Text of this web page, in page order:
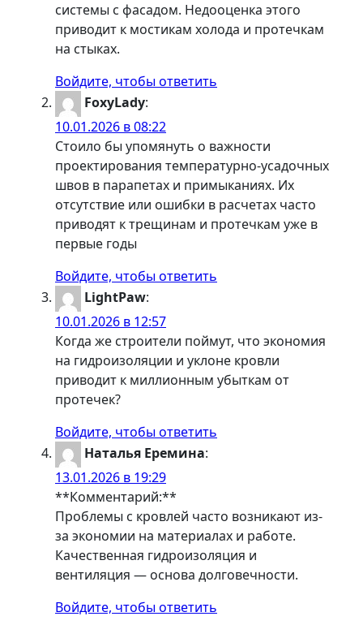
системы с фасадом. Недооценка этого
приводит к мостикам холода и протечкам
на стыках.
Войдите, чтобы ответить
FoxyLady:
10.01.2026 в 08:22
Стоило бы упомянуть о важности
проектирования температурно-усадочных
швов в парапетах и примыканиях. Их
отсутствие или ошибки в расчетах часто
приводят к трещинам и протечкам уже в
первые годы
Войдите, чтобы ответить
LightPaw:
10.01.2026 в 12:57
Когда же строители поймут, что экономия
на гидроизоляции и уклоне кровли
приводит к миллионным убыткам от
протечек?
Войдите, чтобы ответить
Наталья Еремина:
13.01.2026 в 19:29
**Комментарий:**
Проблемы с кровлей часто возникают из-
за экономии на материалах и работе.
Качественная гидроизоляция и
вентиляция — основа долговечности.
Войдите, чтобы ответить